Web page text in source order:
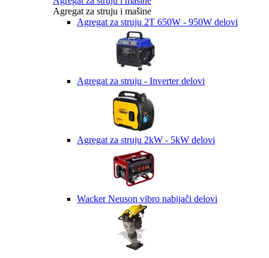
Agregat za struju i mašine
Agregat za struju 2T 650W - 950W delovi
Agregat za struju - Inverter delovi
Agregat za struju 2kW - 5kW delovi
Wacker Neuson vibro nabijači delovi